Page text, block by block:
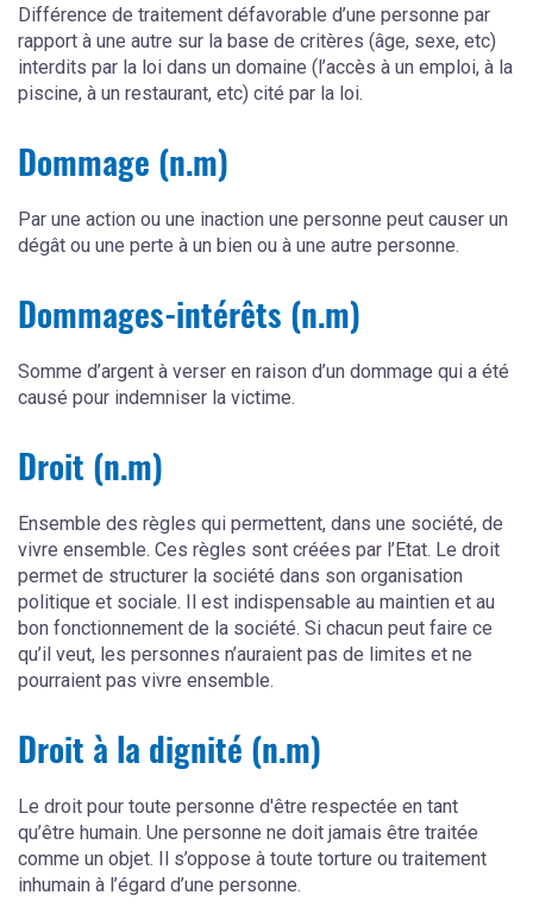
Différence de traitement défavorable d’une personne par
rapport à une autre sur la base de critères (âge, sexe, etc)
interdits par la loi dans un domaine (l’accès à un emploi, à la
piscine, à un restaurant, etc) cité par la loi.
Dommage (n.m)
Par une action ou une inaction une personne peut causer un
dégât ou une perte à un bien ou à une autre personne.
Dommages-intérêts (n.m)
Somme d’argent à verser en raison d’un dommage qui a été
causé pour indemniser la victime.
Droit (n.m)
Ensemble des règles qui permettent, dans une société, de
vivre ensemble. Ces règles sont créées par l’Etat. Le droit
permet de structurer la société dans son organisation
politique et sociale. Il est indispensable au maintien et au
bon fonctionnement de la société. Si chacun peut faire ce
qu’il veut, les personnes n’auraient pas de limites et ne
pourraient pas vivre ensemble.
Droit à la dignité (n.m)
Le droit pour toute personne d'être respectée en tant
qu’être humain. Une personne ne doit jamais être traitée
comme un objet. Il s’oppose à toute torture ou traitement
inhumain à l’égard d’une personne.